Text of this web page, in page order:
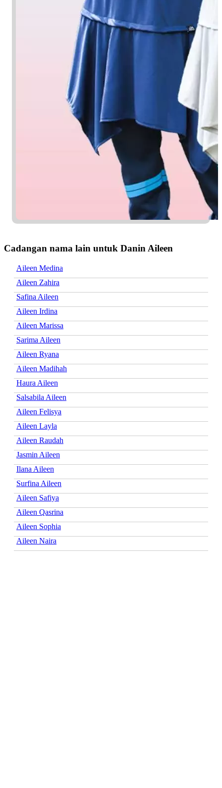
Cadangan nama lain untuk Danin Aileen
Aileen Medina
Aileen Zahira
Safina Aileen
Aileen Irdina
Aileen Marissa
Sarima Aileen
Aileen Ryana
Aileen Madihah
Haura Aileen
Salsabila Aileen
Aileen Felisya
Aileen Layla
Aileen Raudah
Jasmin Aileen
Ilana Aileen
Surfina Aileen
Aileen Safiya
Aileen Qasrina
Aileen Sophia
Aileen Naira